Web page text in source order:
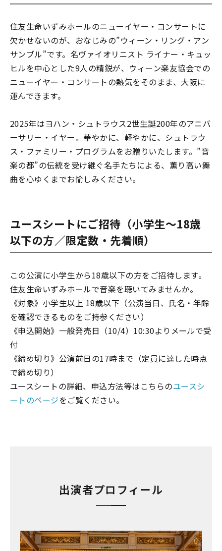
住友生命いずみホールのニューイヤー・コンサートに
欠かせないのが、おなじみの”ウィーン・リング・アン
サンブル”です。名ヴァイオリニスト ライナー・キュッ
ヒルを中心とした9人の精鋭が、ウィーン楽友協会での
ニューイヤー・コンサートの熱気をそのまま、大阪に
運んできます。
2025年はヨハン・シュトラウス2世生誕200年のアニバ
ーサリー・イヤー。華やかに、軽やかに、シュトラウ
ス・ファミリー・プログラムをお贈りいたします。”音
楽の都”の伝統を受け継ぐ名手たちによる、薫り高い舞
曲を心ゆくまでお愉しみください。
ユースシートにご招待（小学生～18歳
以下の方／限定数・先着順）
この公演に小学生から18歳以下の方をご招待します。
住友生命いずみホールで音楽を聴いてみませんか。
《対象》小学生以上 18歳以下（公演当日、氏名・年齢
を確認できるものをご持参ください）
《申込開始》一般発売日（10/4）10:30よりメールで受
付
《締め切り》公演前日の17時まで（定員に達した時点
で締め切り）
ユースシートの詳細、申込方法等はこちらのユースシ
ートのページをご覧ください。
出演者プロフィール